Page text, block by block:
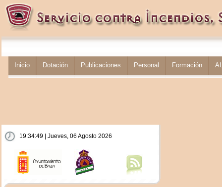
Inicio Dotación Publicaciones Personal Formación
19:34:49 | Jueves, 06 Agosto 2026